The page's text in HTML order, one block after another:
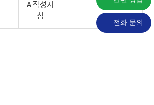
A 작성지
침
전화 문의